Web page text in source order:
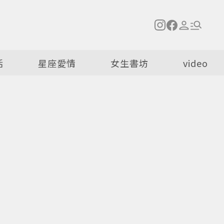
星座愛情 女生書坊 video